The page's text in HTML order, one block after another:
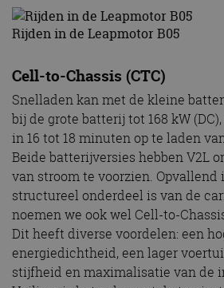
Rijden in de Leapmotor B05
Cell-to-Chassis (CTC)
Snelladen kan met de kleine
bij de grote batterij tot 168 kW
in 16 tot 18 minuten op te laden
Beide batterijversies hebben V2L
van stroom te voorzien.
structureel onderdeel is van de
noemen we ook wel Cell-to-
Dit heeft diverse voordelen: een
energiedichtheid, een lager
stijfheid en maximalisatie van de